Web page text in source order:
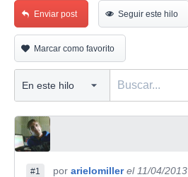
Enviar post Seguir este hilo
Marcar como favorito
#1 por arielomiller el 11/04/2013